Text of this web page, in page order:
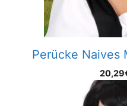
Perücke Naives
20,29